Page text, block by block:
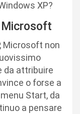
XP?
Microsoft
Microsoft non
da attribuire
o forse a
Start, da
a pensare